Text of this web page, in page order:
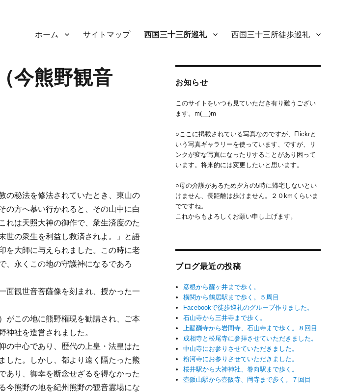
ホーム サイトマップ 西国三十三所巡礼 西国三十三所徒歩巡礼
熊野観音
の秘法を修法されていたとき、東山の
の方へ慕い行かれると、その山中に白
れは天照大神の御作で、衆生済度のた
世の衆生を利益し救済されよ。」と語
を大師に与えられました。この時に老
、永くこの地の守護神になるであろ
面観世音菩薩像を刻まれ、授かった一
がこの地に熊野権現を勧請され、ご本
神社を造営されました。
の中心であり、歴代の上皇・法皇はた
した。しかし、都より遠く隔たった熊
あり、御幸を断念せざるを得なかった
今熊野の地を紀州熊野の観音霊場にな
お知らせ
このサイトをいつも見ていただき有り難うござい
ます。m(__)m
○ここに掲載されている写真なのですが、Flickrと
いう写真ギャラリーを使っています、ですが、リ
ンクが変な写真になったりすることがあり困って
います。将来的には変更したいと思います。
○母の介護があるため夕方の5時に帰宅しないとい
けません、長距離は歩けません。２０kmくらいま
でですね。
これからもよろしくお願い申し上げます。
ブログ最近の投稿
彦根から醒ヶ井まで歩く。
横関から鶴居駅まで歩く。５周目
Facebookで徒歩巡礼のグループ作りました。
石山寺から三井寺まで歩く。
上醍醐寺から岩間寺、石山寺まで歩く。８回目
成相寺と松尾寺に参拝させていただきました。
中山寺にお参りさせていただきました。
粉河寺にお参りさせていただきました。
桜井駅から大神神社、巻向駅まで歩く。
壺阪山駅から壺阪寺、岡寺まで歩く。７回目